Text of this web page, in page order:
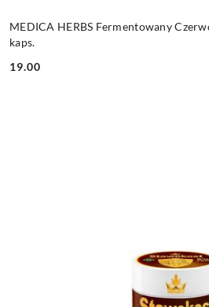
MEDICA HERBS Fermentowany
kaps.
Cena:
19.00